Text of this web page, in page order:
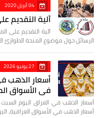
04 أبريل 2020
آلية التقديم
آلية التقديم على
الرسائل حول موضوع المنحة الطوارئ
27 يونيو 2026
أسعار الذهب
في الأسواق
أسعار الذهب في العراق اليوم
أسعار الذهب في الأسواق العراقية،